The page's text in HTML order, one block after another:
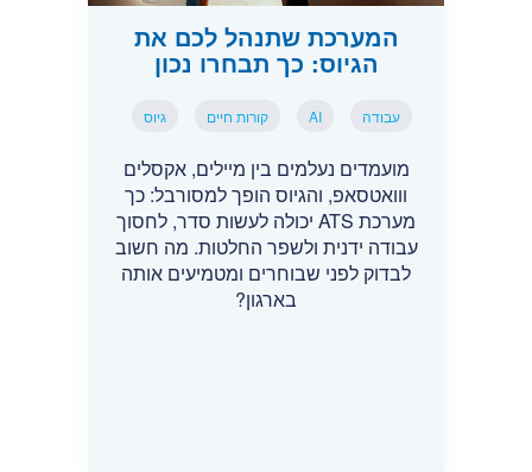
המערכת שתנהל לכם את
הגיוס: כך תבחרו נכון
עבודה AI קורות חיים גיוס
מועמדים נעלמים בין מיילים, אקסלים
ווואטסאפ, והגיוס הופך למסורבל: כך
מערכת ATS יכולה לעשות סדר, לחסוך
עבודה ידנית ולשפר החלטות. מה חשוב
לבדוק לפני שבוחרים ומטמיעים אותה
בארגון?